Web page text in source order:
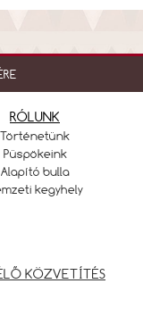
RÓLUNK
Történetünk
Püspökeink
Alapító bulla
kegyhely
KÖZVETÍTÉS